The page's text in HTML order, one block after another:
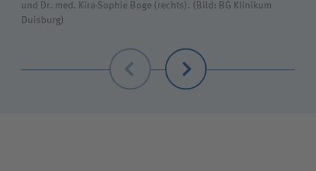
und Dr. med. Kira-Sophie Boge (rechts). (Bild: BG Klinikum
Duisburg)
Zurück Weiter